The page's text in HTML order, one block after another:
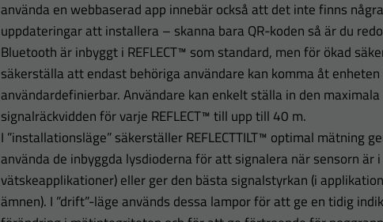
använda en webbaserad app innebär också att det inte finns
uppdateringar att installera – skanna bara QR-koden så är du
Bluetooth är inbyggt i REFLECT™ som standard, men för ökad
säkerställa att endast behöriga användare kan komma åt
användardefinierbar. Användare kan enkelt ställa in den maximala
signalräckvidden för varje REFLECT™ till upp till 40 m.
I ”installationsläge” säkerställer REFLECTTILT™ optimal mätning
använda de inbyggda lysdioderna för att signalera när sensorn är i
vätskeapplikationer) eller ger den bästa signalstyrkan (i
ämnen). I ”drift”-läge används dessa lampor för att ge en tidig